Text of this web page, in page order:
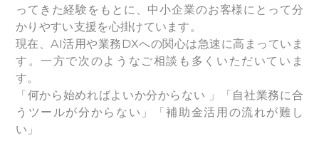
ってきた経験をもとに、中小企業のお客様にとって分
かりやすい支援を心掛けています。
現在、AI活用や業務DXへの関心は急速に高まっていま
す。一方で次のようなご相談も多くいただいていま
す。
「何から始めればよいか分からない 」「自社業務に合
うツールが分からない」「補助金活用の流れが難し
い」